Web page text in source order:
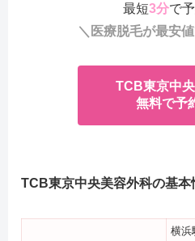
最短3分で
＼医療脱毛が最安
TCB東京中
無料で予
TCB東京中央美容外科の基本
横浜